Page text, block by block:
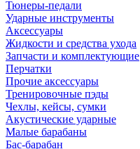
Тюнеры-педали
Ударные инструменты
Аксессуары
Жидкости и средства ухода
Запчасти и комплектующие
Перчатки
Прочие аксессуары
Тренировочные пэды
Чехлы, кейсы, сумки
Акустические ударные
Mалые барабаны
Бас-барабан